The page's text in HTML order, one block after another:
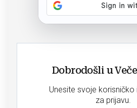
Dobrodošli u
Unesite svoje korisničko
za prijavu.